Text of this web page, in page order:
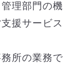
理部門の機
援サービス
所の業務で